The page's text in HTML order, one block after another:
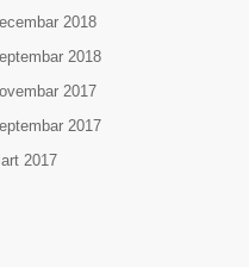
2018
2018
2017
2017
2017